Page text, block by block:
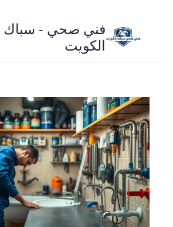
فني صحي - سباك
الكويت